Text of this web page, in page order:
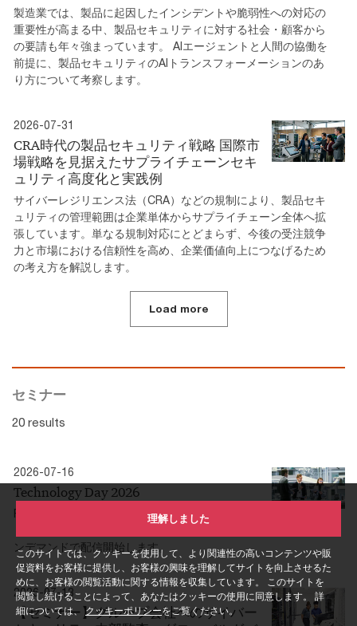
このサイトでは、クッキーを使用して、より関連性の高いコンテンツや販
促資料をお客様に提供し、お客様の興味を理解してサイトを向上させるた
めに、お客様の閲覧活動に関する情報を収集しています。 このサイトを
閲覧し続けることによって、あなたはクッキーの使用に同意します。 詳
細については、クッキーポリシーをご覧ください。
理解しました
製造業では、製品に起因したインシデントや脆弱性への対応の
重要性が高まる中、製品セキュリティに対する社会・顧客から
の要請も年々強まっています。 AIエージェントと人間の協働を
前提に、製品セキュリティのAIトランスフォーメーションのあ
り方について考察します。
2026-07-31
CRA時代の製品セキュリティ戦略 国際市
場戦略を見据えたサプライチェーンセキ
ュリティ高度化と実践例
サイバーレジリエンス法（CRA）などの規制により、製品セキ
ュリティの管理範囲は企業単体からサプライチェーン全体へ拡
張しています。単なる規制対応にとどまらず、今後の受注競争
力と市場における信頼性を高め、企業価値向上につなげるため
の考え方を解説します。
Load more
セミナー
20 results
2026-07-16
Technology Day 2026
PwCコンサルティング合同会社は、2026年6月12日
ンデマンドで配信開始します。
2026-07-13
【セミナー】グループ会社へのサイバー